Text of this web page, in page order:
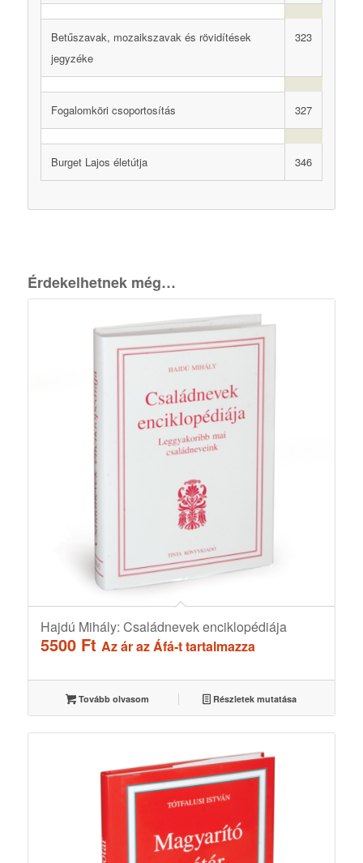
Betűszavak, mozaikszavak és rövidítések
jegyzéke
323
Fogalomköri csoportosítás 327
Burget Lajos életútja 346
Érdekelhetnek még…
Hajdú Mihály: Családnevek enciklopédiája
5500 Ft Az ár az Áfá-t tartalmazza
Tovább olvasom Részletek mutatása